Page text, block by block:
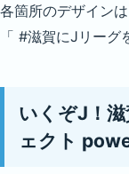
各箇所のデザイン
「 #滋賀にJリーグ
いくぞJ！
ェクト